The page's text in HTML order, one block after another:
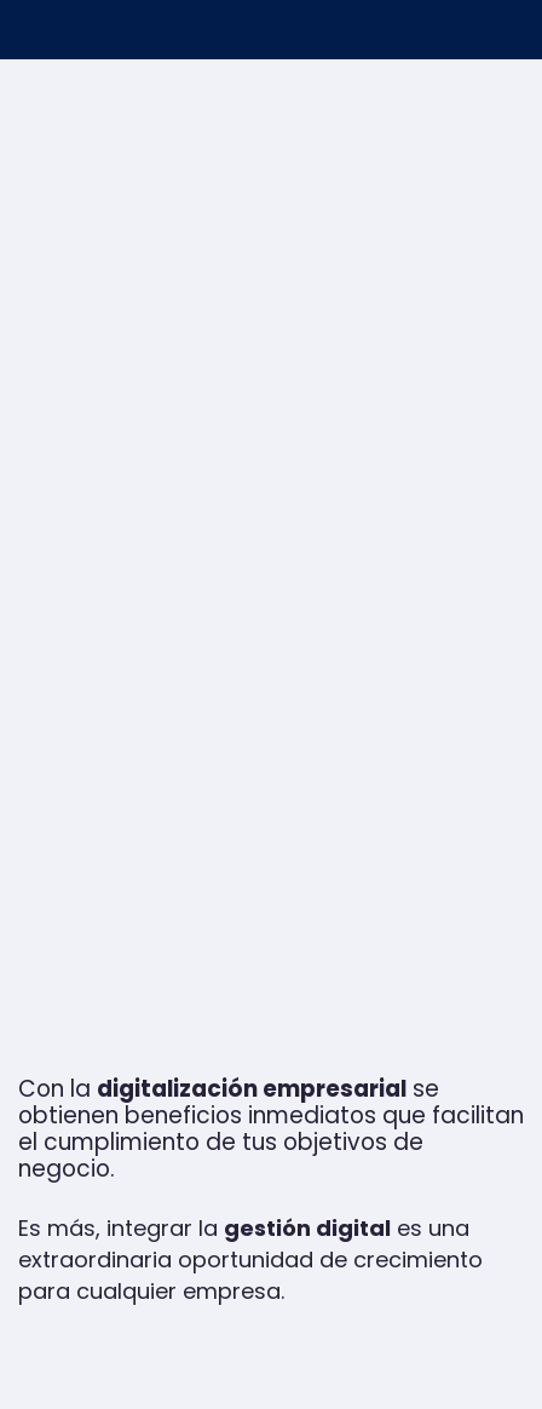
Con la digitalización empresarial se
obtienen beneficios inmediatos que facilitan
el cumplimiento de tus objetivos de
negocio.
Es más, integrar la gestión digital es una
extraordinaria oportunidad de crecimiento
para cualquier empresa.